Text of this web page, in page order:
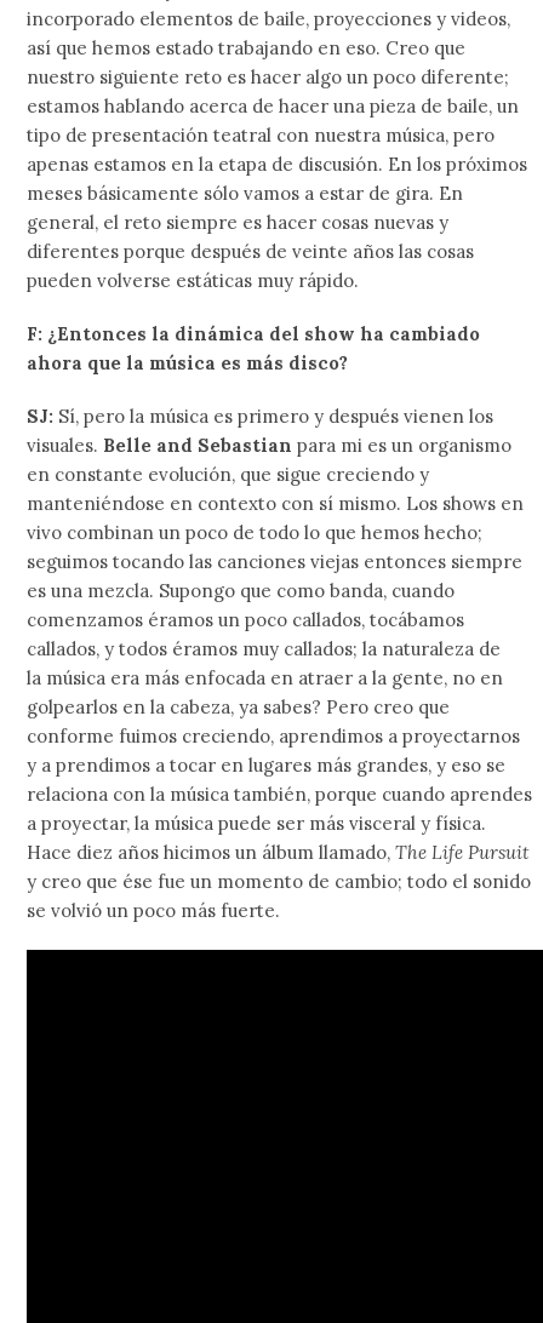
incorporado elementos de baile, proyecciones y videos,
así que hemos estado trabajando en eso. Creo que
nuestro siguiente reto es hacer algo un poco diferente;
estamos hablando acerca de hacer una pieza de baile, un
tipo de presentación teatral con nuestra música, pero
apenas estamos en la etapa de discusión. En los próximos
meses básicamente sólo vamos a estar de gira. En
general, el reto siempre es hacer cosas nuevas y
diferentes porque después de veinte años las cosas
pueden volverse estáticas muy rápido.
F: ¿Entonces la dinámica del show ha cambiado
ahora que la música es más disco?
SJ: Sí, pero la música es primero y después vienen los
visuales. Belle and Sebastian para mi es un organismo
en constante evolución, que sigue creciendo y
manteniéndose en contexto con sí mismo. Los shows en
vivo combinan un poco de todo lo que hemos hecho;
seguimos tocando las canciones viejas entonces siempre
es una mezcla. Supongo que como banda, cuando
comenzamos éramos un poco callados, tocábamos
callados, y todos éramos muy callados; la naturaleza de
la música era más enfocada en atraer a la gente, no en
golpearlos en la cabeza, ya sabes? Pero creo que
conforme fuimos creciendo, aprendimos a proyectarnos
y a prendimos a tocar en lugares más grandes, y eso se
relaciona con la música también, porque cuando aprendes
a proyectar, la música puede ser más visceral y física.
Hace diez años hicimos un álbum llamado,The Life Pursuit
y creo que ése fue un momento de cambio; todo el sonido
se volvió un poco más fuerte.